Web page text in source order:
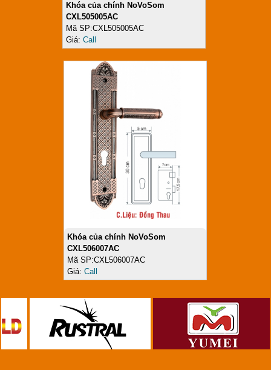
Khóa của chính NoVoSom
CXL505005AC
Mã SP:CXL505005AC
Giá: Call
Khóa của chính NoVoSom
CXL506007AC
Mã SP:CXL506007AC
Giá:Call